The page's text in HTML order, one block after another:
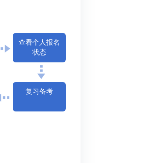
查看个人报名
状态
复习备考